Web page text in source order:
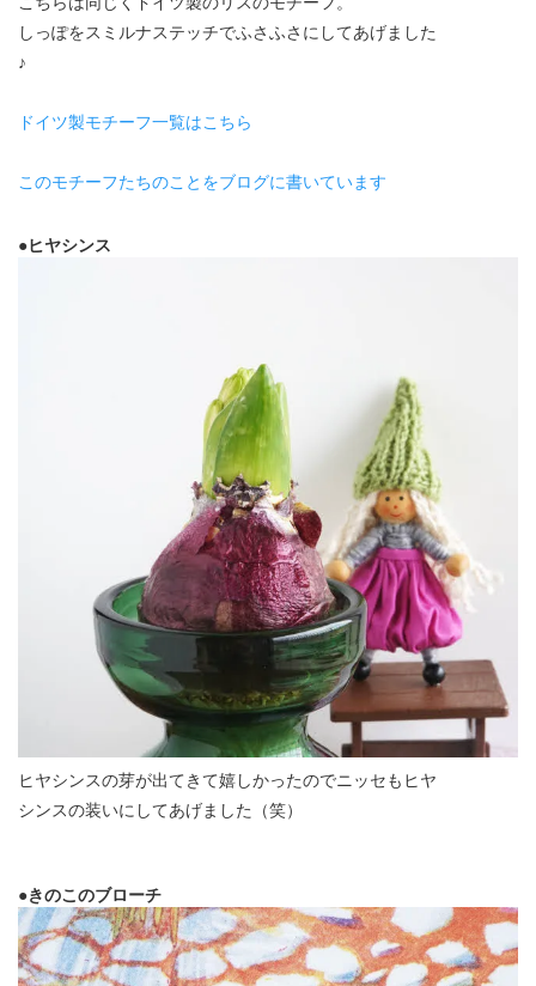
しっぽをスミルナステッチでふさふさにしてあげました
♪
ドイツ製モチーフ一覧はこちら
このモチーフたちのことをブログに書いています
●ヒヤシンス
ヒヤシンスの芽が出てきて嬉しかったのでニッセもヒヤ
シンスの装いにしてあげました（笑）
●きのこのブローチ